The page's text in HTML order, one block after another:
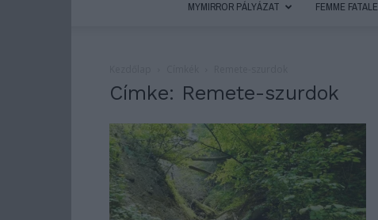
MYMIRROR PÁLYÁZAT FEMME FATALE
Címke: Remete-szurdok